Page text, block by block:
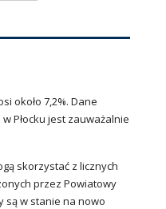
około 7,2%. Dane
Płocku jest zauważalnie
skorzystać z licznych
przez Powiatowy
są w stanie na nowo